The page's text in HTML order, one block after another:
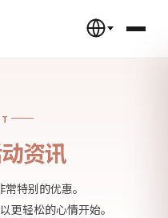
资讯
特别的优惠。
更轻松的心情开始。